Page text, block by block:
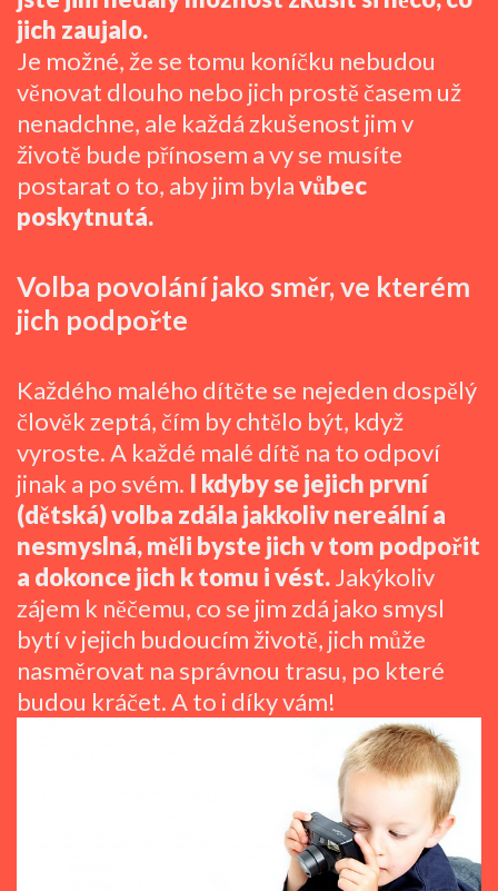
jich zaujalo.
Je možné, že se tomu koníčku nebudou
věnovat dlouho nebo jich prostě časem už
nenadchne, ale každá zkušenost jim v
životě bude přínosem a vy se musíte
postarat o to, aby jim bylavůbec
poskytnutá.
Volba povolání jako směr, ve kterém
jich podpořte
Každého malého dítěte se nejeden dospělý
člověk zeptá, čím by chtělo být, když
vyroste. A každé malé dítě na to odpoví
jinak a po svém. I kdyby se jejich první
(dětská) volba zdála jakkoliv nereální a
nesmyslná, měli byste jich v tom podpořit
a dokonce jich k tomu i vést.Jakýkoliv
zájem k něčemu, co se jim zdá jako smysl
bytí v jejich budoucím životě, jich může
nasměrovat na správnou trasu, po které
budou kráčet. A to i díky vám!